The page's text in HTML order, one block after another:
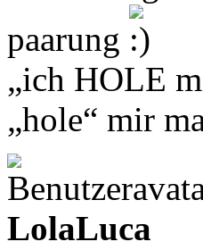
paarung
„ich HOLE
„hole“ mir
LolaLuca